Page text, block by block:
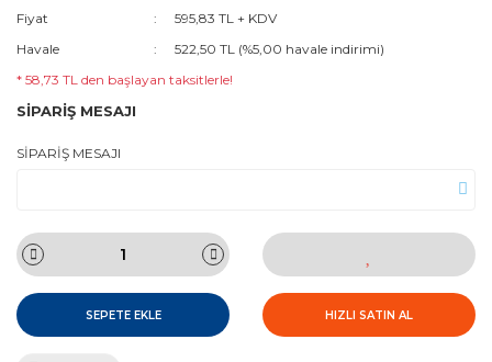
Fiyat
595,83 TL + KDV
Havale
522,50 TL (%5,00 havale indirimi)
* 58,73 TL den başlayan taksitlerle!
SİPARİŞ MESAJI
SİPARİŞ MESAJI
SEPETE EKLE HIZLI SATIN AL